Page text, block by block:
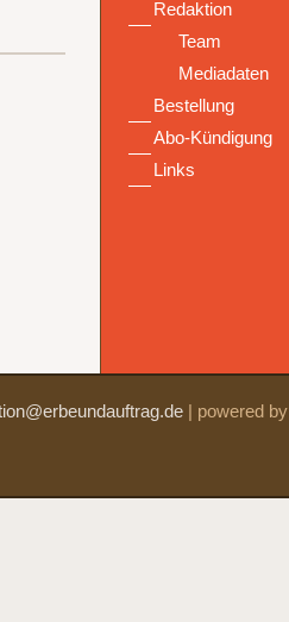
Redaktion
Team
Mediadaten
Bestellung
Abo-Kündigung
Links
| powered by